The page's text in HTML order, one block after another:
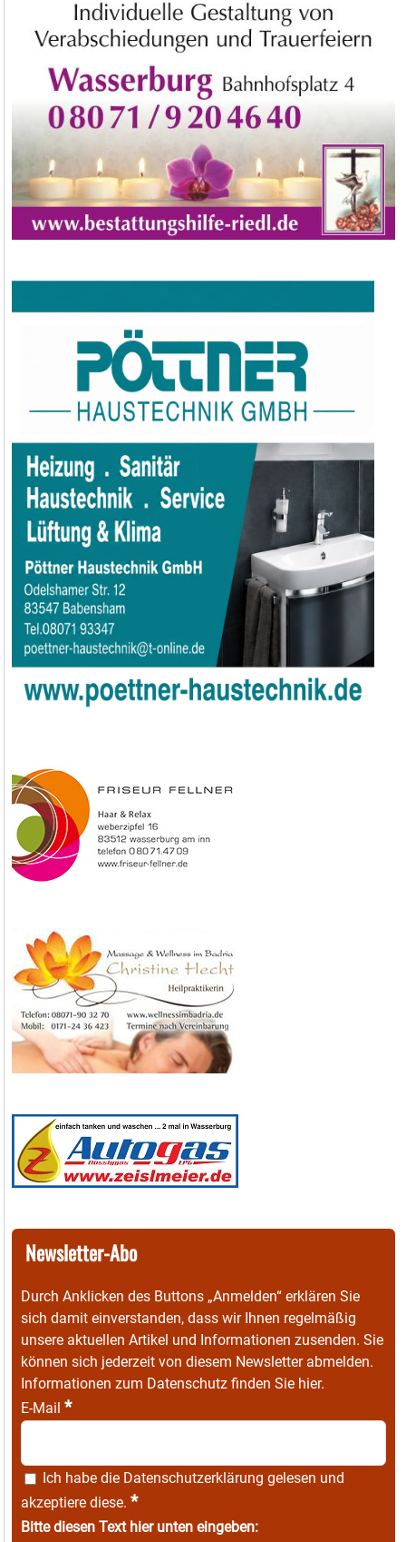
Newsletter-Abo
Durch Anklicken des Buttons „Anmelden“ erklären Sie
sich damit einverstanden, dass wir Ihnen regelmäßig
unsere aktuellen Artikel und Informationen zusenden. Sie
können sich jederzeit von diesem Newsletter abmelden.
Informationen zum Datenschutz finden Sie hier.
E-Mail *
Ich habe die Datenschutzerklärung gelesen und
akzeptiere diese. *
Bitte diesen Text hier unten eingeben: